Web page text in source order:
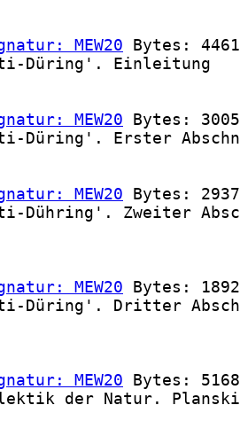
MEW20 Bytes:
Düring'. Einleitung
MEW20 Bytes:
Düring'. Erster
MEW20 Bytes:
Dühring'. Zweiter
MEW20 Bytes:
Düring'. Dritter
MEW20 Bytes:
der Natur.